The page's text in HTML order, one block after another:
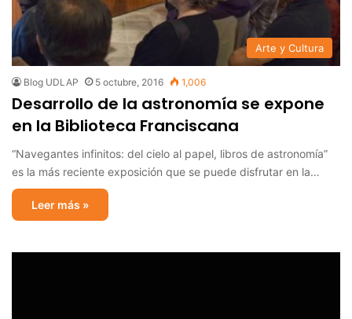
Arte y Cultura
Blog UDLAP 5 octubre, 2016 1,006
Desarrollo de la astronomía se expone
en la Biblioteca Franciscana
“Navegantes infinitos: del cielo al papel, libros de astronomía”
es la más reciente exposición que se puede disfrutar en la…
Leer más »